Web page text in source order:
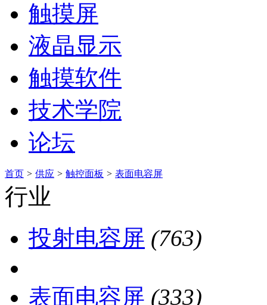
触摸屏
液晶显示
触摸软件
技术学院
论坛
首页 > 供应 > 触控面板 > 表面电容屏
行业
投射电容屏 (763)
表面电容屏 (333)